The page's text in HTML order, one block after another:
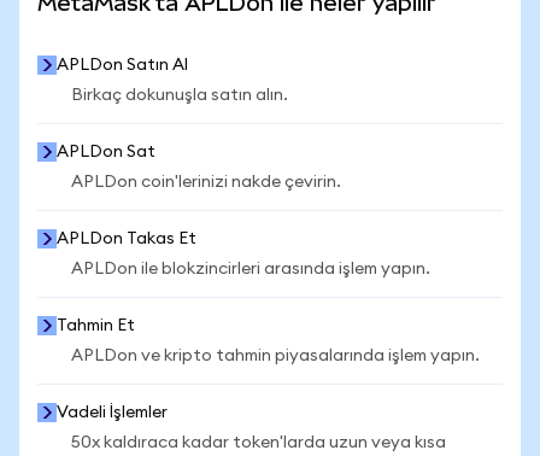
APLDon Satın Al
Birkaç dokunuşla satın alın.
APLDon Sat
APLDon coin'lerinizi nakde çevirin.
APLDon Takas Et
APLDon ile blokzincirleri arasında işlem yapın.
Tahmin Et
APLDon ve kripto tahmin piyasalarında işlem yapın.
Vadeli İşlemler
50x kaldıraca kadar token'larda uzun veya kısa